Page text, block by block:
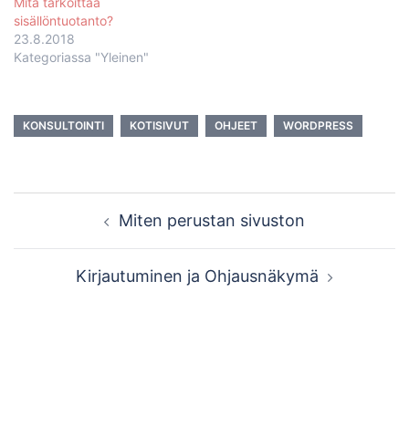
hallinnoitavaa blogialustaa
ja omalle palvelimelle
asennettavaa
sisällöntuotanto?
23.8.2018
Kategoriassa "Yleinen"
KONSULTOINTI KOTISIVUT OHJEET WORDPRESS
navigation Miten perustan sivuston
Kirjautuminen ja Ohjausnäkymä